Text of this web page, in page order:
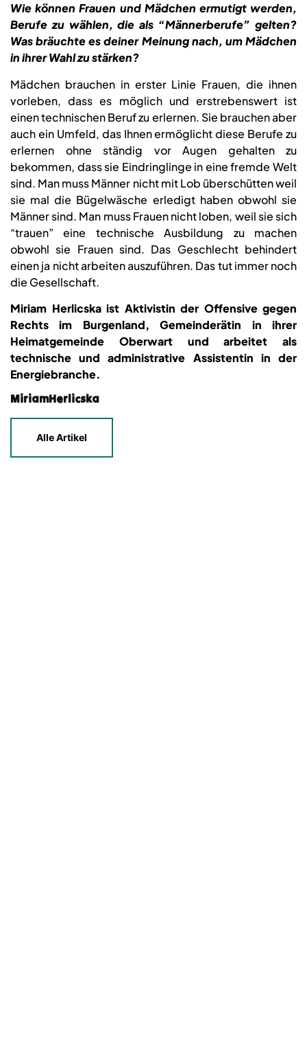
Wie können Frauen und Mädchen ermutigt werden,
Berufe zu wählen, die als “Männerberufe” gelten?
Was bräuchte es deiner Meinung nach, um Mädchen
in ihrer Wahl zu stärken?
Mädchen brauchen in erster Linie Frauen, die ihnen
vorleben, dass es möglich und erstrebenswert ist
einen technischen Beruf zu erlernen. Sie brauchen aber
auch ein Umfeld, das Ihnen ermöglicht diese Berufe zu
erlernen ohne ständig vor Augen gehalten zu
bekommen, dass sie Eindringlinge in eine fremde Welt
sind. Man muss Männer nicht mit Lob überschütten weil
sie mal die Bügelwäsche erledigt haben obwohl sie
Männer sind. Man muss Frauen nicht loben, weil sie sich
“trauen” eine technische Ausbildung zu machen
obwohl sie Frauen sind. Das Geschlecht behindert
einen ja nicht arbeiten auszuführen. Das tut immer noch
die Gesellschaft.
Miriam Herlicska ist Aktivistin der Offensive gegen
Rechts im Burgenland, Gemeinderätin in ihrer
Heimatgemeinde Oberwart und arbeitet als
technische und administrative Assistentin in der
Energiebranche.
MiriamHerlicska
Alle Artikel